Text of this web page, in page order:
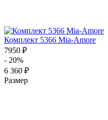
Комплект 5366 Mia-Amore
7950 ₽
- 20%
6 360 ₽
Размер